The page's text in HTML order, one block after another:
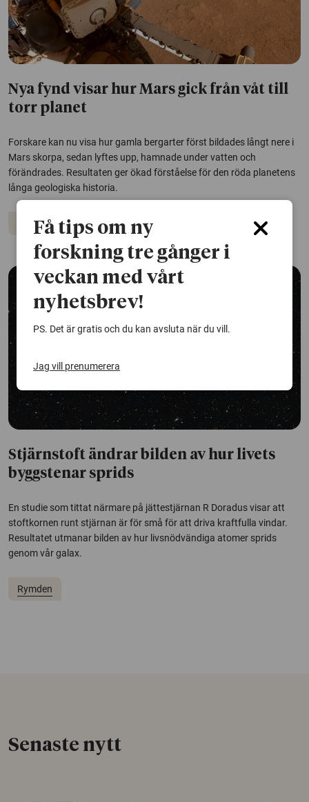
Nya fynd visar hur Mars gick från våt till
torr planet
Forskare kan nu visa hur gamla bergarter först bildades långt nere i
Mars skorpa, sedan lyftes upp, hamnade under vatten och
förändrades. Resultaten ger ökad förståelse för den röda planetens
långa geologiska historia.
Rymden
Stjärnstoft ändrar bilden av hur livets
byggstenar sprids
En studie som tittat närmare på jättestjärnan R Doradus visar att
stoftkornen runt stjärnan är för små för att driva kraftfulla vindar.
Resultatet utmanar bilden av hur livsnödvändiga atomer sprids
genom vår galax.
Rymden
Senaste nytt
Få tips om ny
forskning tre gånger i
veckan med vårt
nyhetsbrev!
PS. Det är gratis och du kan avsluta när du vill.
Jag vill prenumerera